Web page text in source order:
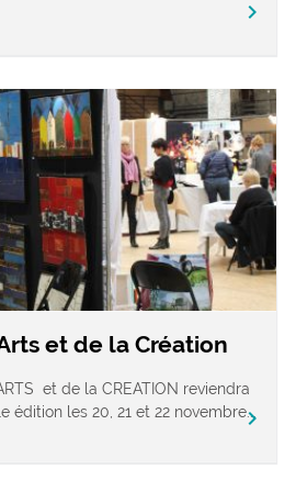
chevron_right
et de la Création
et de la CREATION reviendra
édition les 20, 21 et 22 novembre...
chevron_right